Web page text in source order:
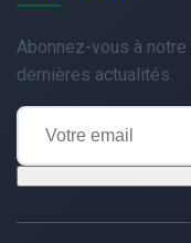
Abonnez-vous à
dernières actualités.